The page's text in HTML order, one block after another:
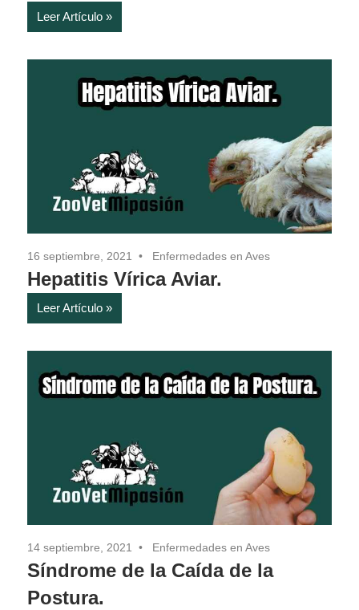
Leer Artículo
16 septiembre, 2021 Enfermedades en Aves
Hepatitis Vírica Aviar.
Leer Artículo
14 septiembre, 2021 Enfermedades en Aves
Síndrome de la Caída de la
Postura.